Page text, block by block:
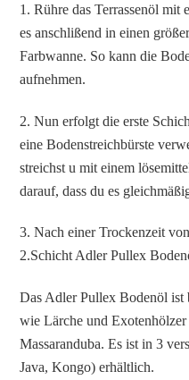
1. Rühre das Terrassenöl
es anschlißend in einen
Farbwanne. So kann die
aufnehmen.
2. Nun erfolgt die erste
eine Bodenstreichbürste
streichst u mit einem
darauf, dass du es
3. Nach einer Trockenzeit
2.Schicht Adler Pullex
Das Adler Pullex Bodenöl ist
wie Lärche und
Massaranduba. Es ist in 3
Java, Kongo) erhältlich.